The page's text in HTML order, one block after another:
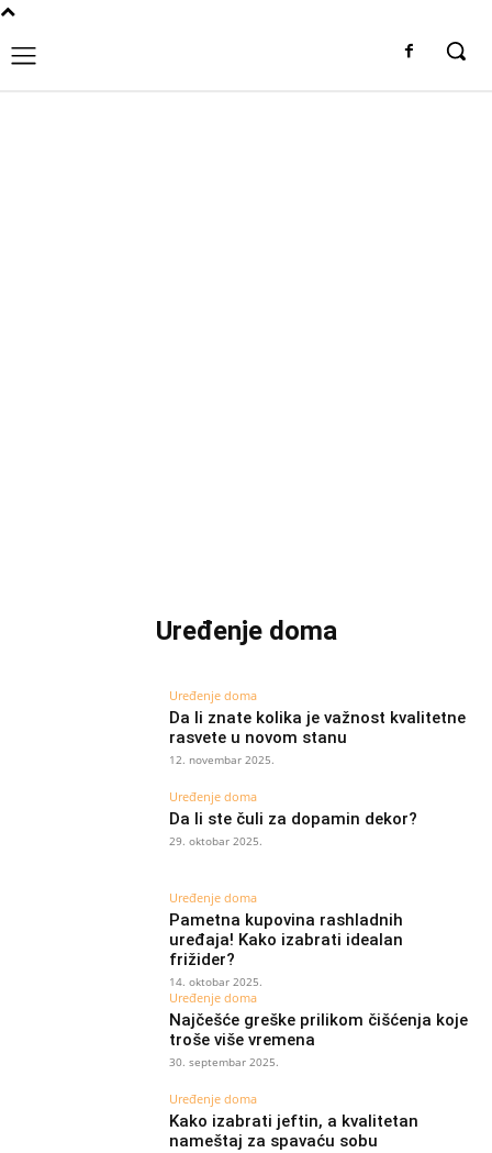
Uređenje doma
Uređenje doma
Da li znate kolika je važnost kvalitetne
rasvete u novom stanu
12. novembar 2025.
Uređenje doma
Da li ste čuli za dopamin dekor?
29. oktobar 2025.
Uređenje doma
Pametna kupovina rashladnih
uređaja! Kako izabrati idealan
frižider?
14. oktobar 2025.
Uređenje doma
Najčešće greške prilikom čišćenja koje
troše više vremena
30. septembar 2025.
Uređenje doma
Kako izabrati jeftin, a kvalitetan
nameštaj za spavaću sobu